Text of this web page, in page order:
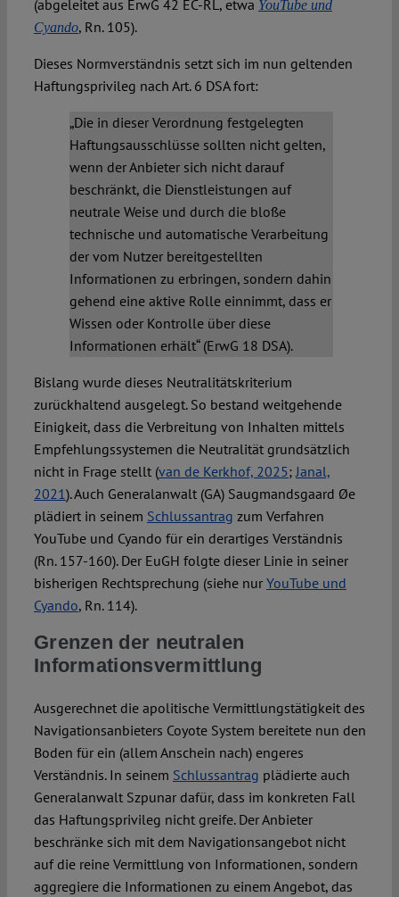
(abgeleitet aus ErwG 42 EC-RL, etwa YouTube und
Cyando, Rn. 105).
Dieses Normverständnis setzt sich im nun geltenden
Haftungsprivileg nach Art. 6 DSA fort:
„Die in dieser Verordnung festgelegten
Haftungsausschlüsse sollten nicht gelten,
wenn der Anbieter sich nicht darauf
beschränkt, die Dienstleistungen auf
neutrale Weise und durch die bloße
technische und automatische Verarbeitung
der vom Nutzer bereitgestellten
Informationen zu erbringen, sondern dahin
gehend eine aktive Rolle einnimmt, dass er
Wissen oder Kontrolle über diese
Informationen erhält“ (ErwG 18 DSA).
Bislang wurde dieses Neutralitätskriterium
zurückhaltend ausgelegt. So bestand weitgehende
Einigkeit, dass die Verbreitung von Inhalten mittels
Empfehlungssystemen die Neutralität grundsätzlich
nicht in Frage stellt (van de Kerkhof, 2025;Janal,
2021). Auch Generalanwalt (GA) Saugmandsgaard Øe
plädiert in seinem Schlussantrag zum Verfahren
YouTube und Cyando für ein derartiges Verständnis
(Rn. 157-160). Der EuGH folgte dieser Linie in seiner
bisherigen Rechtsprechung (siehe nur YouTube und
Cyando, Rn. 114).
Grenzen der neutralen
Informationsvermittlung
Ausgerechnet die apolitische Vermittlungstätigkeit des
Navigationsanbieters Coyote System bereitete nun den
Boden für ein (allem Anschein nach) engeres
Verständnis. In seinem Schlussantrag plädierte auch
Generalanwalt Szpunar dafür, dass im konkreten Fall
das Haftungsprivileg nicht greife. Der Anbieter
beschränke sich mit dem Navigationsangebot nicht
auf die reine Vermittlung von Informationen, sondern
aggregiere die Informationen zu einem Angebot, das